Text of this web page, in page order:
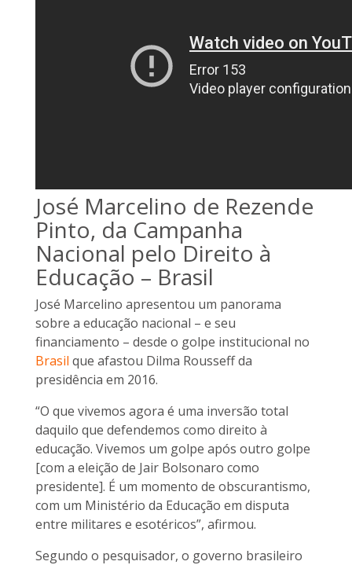
José Marcelino de Rezende
Pinto, da Campanha
Nacional pelo Direito à
Educação – Brasil
José Marcelino apresentou um panorama
sobre a educação nacional – e seu
financiamento – desde o golpe institucional no
Brasil que afastou Dilma Rousseff da
presidência em 2016.
“O que vivemos agora é uma inversão total
daquilo que defendemos como direito à
educação. Vivemos um golpe após outro golpe
[com a eleição de Jair Bolsonaro como
presidente]. É um momento de obscurantismo,
com um Ministério da Educação em disputa
entre militares e esotéricos”, afirmou.
Segundo o pesquisador, o governo brasileiro